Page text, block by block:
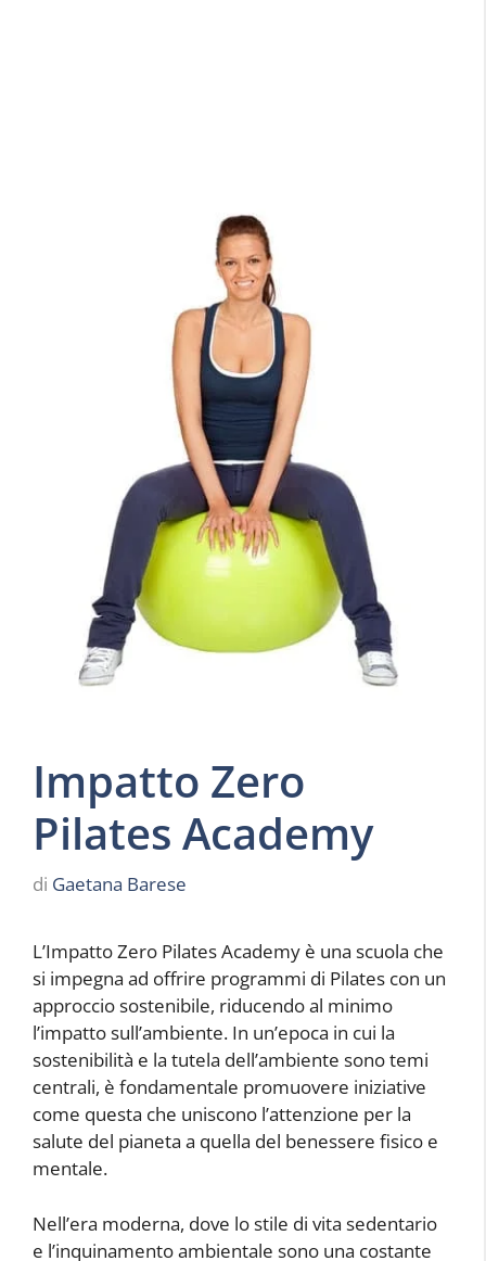
Impatto Zero
Pilates Academy
di Gaetana Barese
L’Impatto Zero Pilates Academy è una scuola che
si impegna ad offrire programmi di Pilates con un
approccio sostenibile, riducendo al minimo
l’impatto sull’ambiente. In un’epoca in cui la
sostenibilità e la tutela dell’ambiente sono temi
centrali, è fondamentale promuovere iniziative
come questa che uniscono l’attenzione per la
salute del pianeta a quella del benessere fisico e
mentale.
Nell’era moderna, dove lo stile di vita sedentario
e l’inquinamento ambientale sono una costante